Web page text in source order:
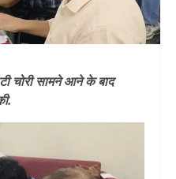
चोरी सामने आने के बाद